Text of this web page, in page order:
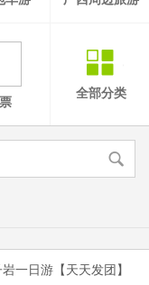
全部分类
一日游【天天发团】